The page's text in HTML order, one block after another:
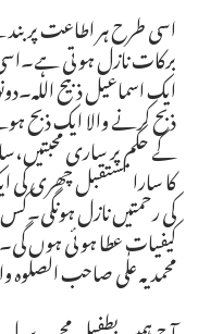
اسی طرح ہر اطاعت پر
برکات نازل ہو تی ہے۔اسی
ایک اسماعیل ذبیح
ذبح کرنے والا ایک ذبح
کے حکم پر ساری
کا سارا مستقبل چھری
کی رحمتیں نازل
کیفیات عطا ہو ئی ہوں
محمدیہ علٰی صاحب الصلوہ